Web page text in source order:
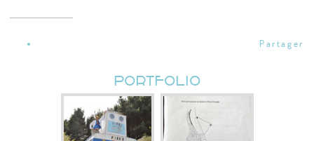
Partager
PORTFOLIO